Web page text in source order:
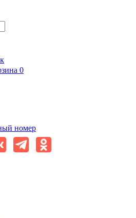
0
номер